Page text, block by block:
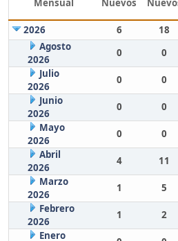
2026
6 18
Agosto
2026
0 0
Julio
2026
0 0
Junio
2026
0 0
Mayo
2026
0 0
Abril
2026
4 11
Marzo
2026
1 5
Febrero
2026
1 2
Enero